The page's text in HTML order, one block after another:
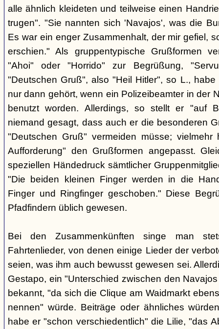
alle ähnlich kleideten und teilweise einen
trugen". "Sie nannten sich 'Navajos', was die
Es war ein enger Zusammenhalt, der mir gefiel,
erschien." Als gruppentypische Grußformen
"Ahoi" oder "Horrido" zur Begrüßung,
"Deutschen Gruß", also "Heil Hitler", so L.,
nur dann gehört, wenn ein Polizeibeamter in der
benutzt worden. Allerdings, so stellt er "auf
niemand gesagt, dass auch er die besonderen
"Deutschen Gruß" vermeiden müsse;
Aufforderung" den Grußformen angepasst.
speziellen Händedruck sämtlicher
"Die beiden kleinen Finger werden in die
Finger und Ringfinger geschoben." Diese
Pfadfindern üblich gewesen.
Bei den Zusammenkünften singe man
Fahrtenlieder, von denen einige Lieder der
seien, was ihm auch bewusst gewesen sei.
Gestapo, ein "Unterschied zwischen den
bekannt, "da sich die Clique am Waidmarkt
nennen" würde. Beiträge oder ähnliches
habe er "schon verschiedentlich" die Lilie, "das